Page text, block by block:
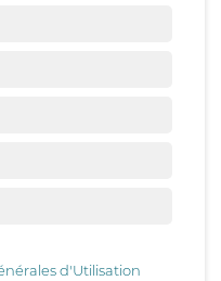
d'Utilisation